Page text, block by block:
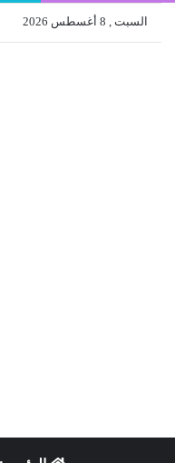
السبت , 8 أغسطس 2026